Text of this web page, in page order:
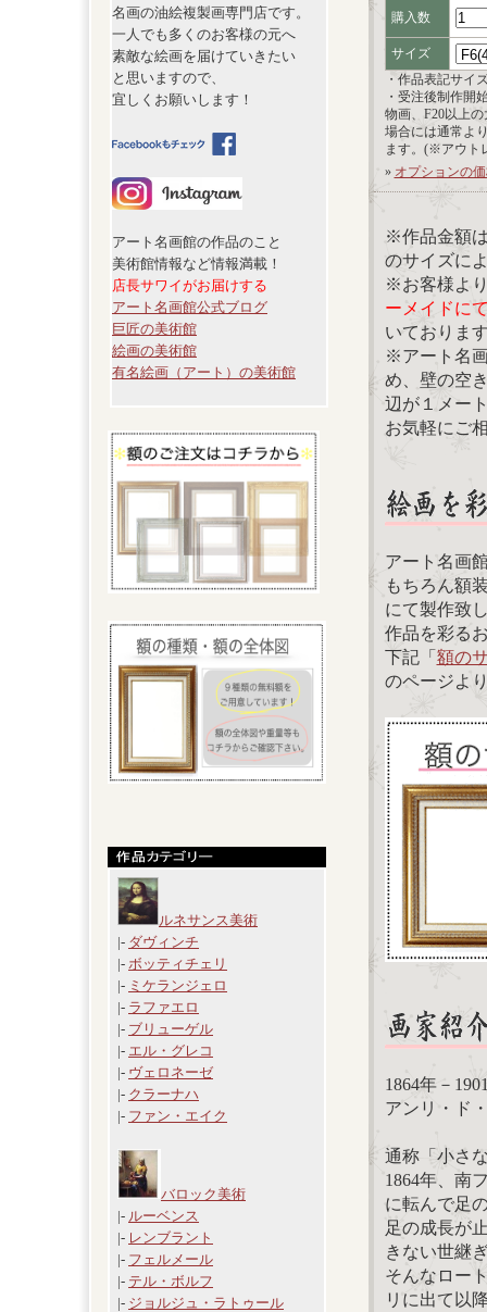
名画の油絵複製画専門店です。
一人でも多くのお客様の元へ
素敵な絵画を届けていきたい
と思いますので、
宜しくお願いします！
アート名画館の作品のこと
美術館情報など情報満載！
店長サワイがお届けする
アート名画館公式ブログ
巨匠の美術館
絵画の美術館
有名絵画（アート）の美術館
ルネサンス美術
|- ダヴィンチ
|- ボッティチェリ
|- ミケランジェロ
|- ラファエロ
|- ブリューゲル
|- エル・グレコ
|- ヴェロネーゼ
|- クラーナハ
|- ファン・エイク
バロック美術
|- ルーベンス
|- レンブラント
|- フェルメール
|- テル・ボルフ
|- ジョルジュ・ラトゥール
購入数
サイズ
・作品表記サイ
・受注後制作開
物画、F20以上
場合には通常よ
ます。(※アウト
» オプションの
※作品金額
のサイズに
※お客様よ
ーメイドに
いておりま
※アート名
め、壁の空
辺が１メー
お気軽にご
アート名画
もちろん額
にて製作致
作品を彩る
下記「額の
のページよ
1864年－
アンリ・ド
通称「小さ
1864年、南
に転んで足
足の成長が
きない世継
そんなロー
リに出て以